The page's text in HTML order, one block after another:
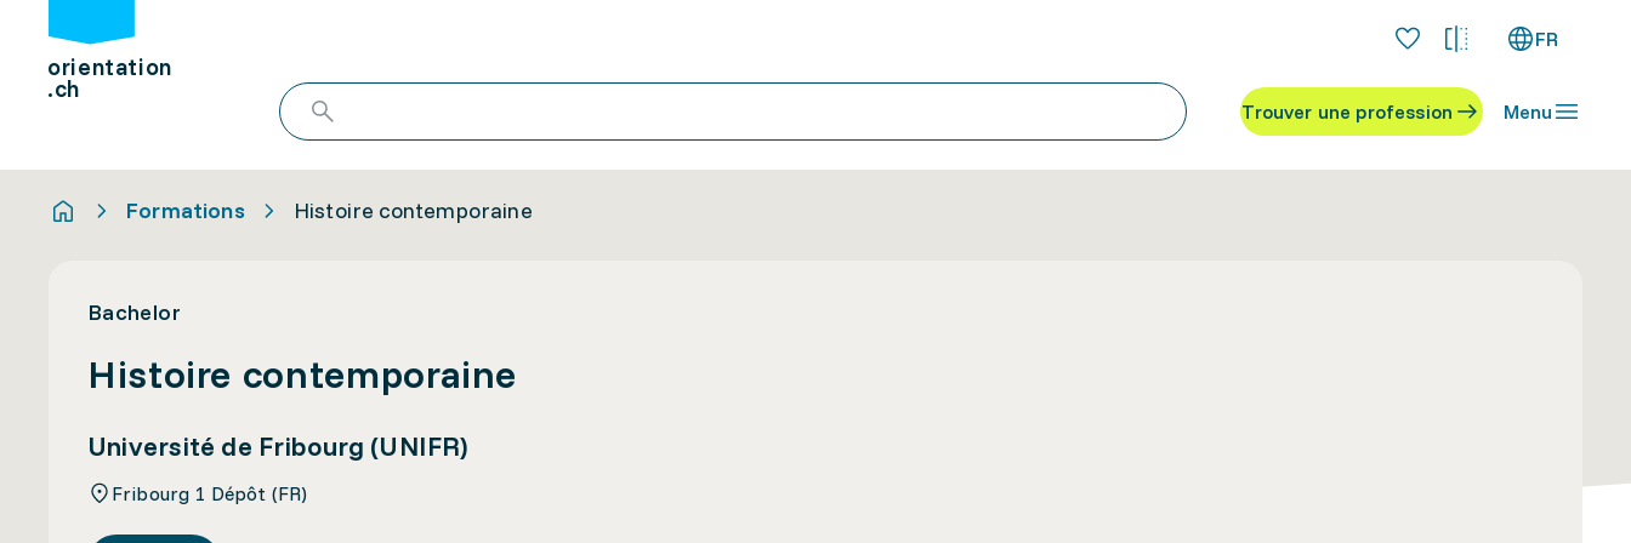
orientation
.ch
FR
Trouver une profession Menu
Formations Histoire contemporaine
Bachelor
Histoire contemporaine
Université de Fribourg (UNIFR)
Fribourg 1 Dépôt (FR)